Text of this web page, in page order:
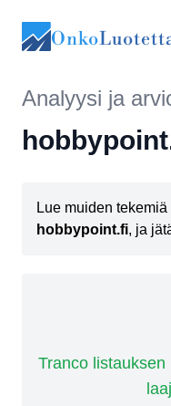
Onko
Analyysi ja
Lue muiden
hobbypoint.fi, ja
Tranco